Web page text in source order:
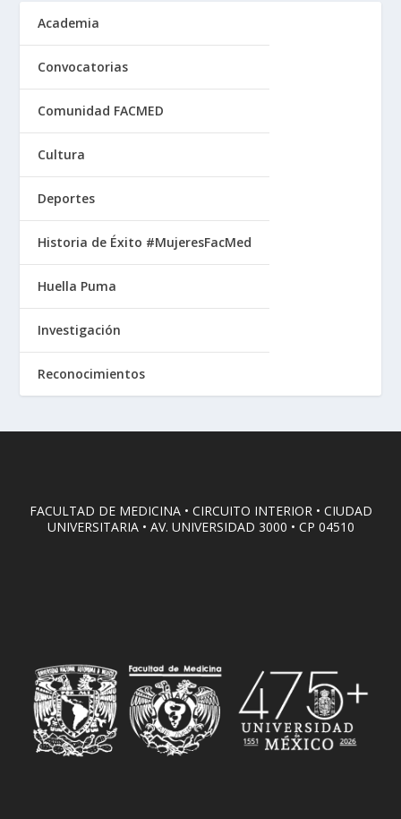
Academia
Convocatorias
Comunidad FACMED
Cultura
Deportes
Historia de Éxito #MujeresFacMed
Huella Puma
Investigación
Reconocimientos
FACULTAD DE MEDICINA • CIRCUITO INTERIOR • CIUDAD
UNIVERSITARIA • AV. UNIVERSIDAD 3000 • CP 04510